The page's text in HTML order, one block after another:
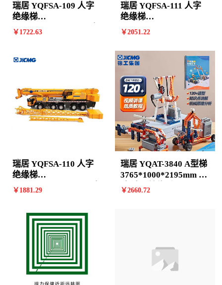
瑞居 YQFSA-109 人字
绝缘梯
2540*655*1725mm8阶
￥ 1722.63
瑞居 YQFSA-111 人字
绝缘梯
3105*730*2085mm 10
￥2051.22
瑞居 YQFSA-110 人字
绝缘梯
2825*690*1905mm 9阶
￥ 1881 .29
瑞居 YQAT-3840 A型梯
3765*1000*2195mm 11
阶 计价单位:个
￥2660.72